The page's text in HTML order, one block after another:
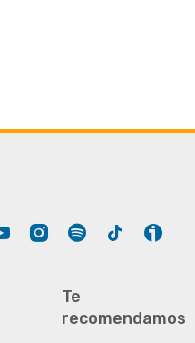
YouTubeInstagram
Spotify Tiktok
Te
recomendamos